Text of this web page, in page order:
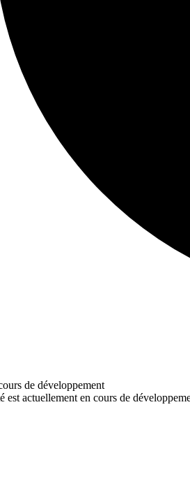
de développement
est actuellement en cours de